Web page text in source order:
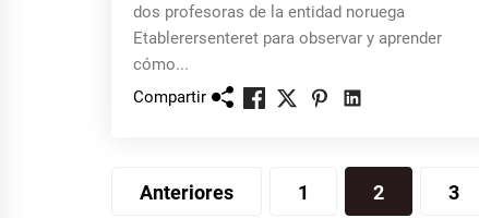
dos profesoras de la entidad noruega
Etablerersenteret para observar y aprender
cómo...
Compartir
Paginación
Anteriores 1 2 3